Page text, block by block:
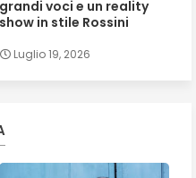
grandi voci e un reality
show in stile Rossini
Luglio 19, 2026